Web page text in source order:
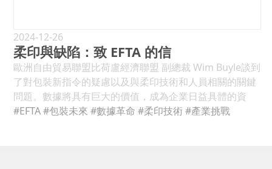
間的差距，具有以下優勢： 消費者可以存取詳細的產品資
訊、促銷和使用資訊。 品牌可以提高消費者參與度、加強
防偽措施並提高供應鏈可見度。 智慧包裝已不再僅限於提
供產品資訊，而是通過互動功能，為消費者打造更具個性
化的消費體驗。例如，透過使用智慧型手機相機掃描包
裝，消費者可以觀看有關如何使用產品的影片、獲取有關
Propak Ghana ：2025 年 6 月 17 日至 19 日，加納阿克
拉國際會議中心大競技場。 （包裝、塑膠、印刷和加
工）。 www.propackghana.com 衣索比亞農業食品展
：2025 年 6 月 19 日至 21 日，衣索比亞亞的斯亞貝巴千
禧大廳。 （農業、餐飲科技、食品配料和旅館業）。
www.agrofood-ethiopia.com plastprintpack 衣索比亞
：2025 年 6 月 19 日至 21 日，衣索比亞亞的斯亞貝巴千
斷創新和試驗新口味和產品以繼承其傳統。迄今為止，
TABASCO ® 品牌擁有九種獨特的核心辣椒醬，提供各種
瓶子和尺寸，並整齊地包裝在盒子中。 因此，在包裝設備
方面，該公司尋求靈活性、效率和速度，以滿足消費者的
需求。 閱讀更多... IWK 包裝系統推出模組化臥式裝盒機
CH 4 非常適合預填充注射器、西林瓶和其他藥品容器。
由 IWK 包裝系統公司提供 IWK Packaging Systems,
北極熊形象，一起推向更加脆弱的境地，以上正好說明了
這一點。 「本次演進是基於今年永續發展工作中累積的經
驗、定期進度評估和確認的挑戰。實現這些目標將需要持
續投資創新和基礎設施解決方案、推動立法，並進一步與
裝瓶合作參與者、參與者同儕、參與者和公民社會合作。
這只是包裝永續性冰山的一角，結合永續包裝價值鏈中幾
2024-12-26
柔印與缺陷：致 EFTA 的信
歐洲自由貿易聯盟比荷盧經濟聯盟 副總裁 Wim Buyle談到
了對包裝新指令的疑慮以及與柔印技術和人員相關的關鍵
問題。數據將具有巨大的價值，成為企業日益具體的資
產。 協會一直扮演新聞和需求聚合器的角色：與您的會
#EFTA#包裝未來 #數據革命 #柔印技術#產業挑戰